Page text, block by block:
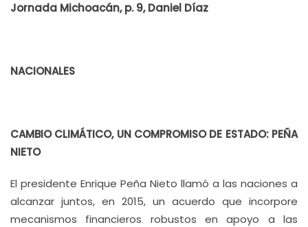
Jornada Michoacán, p. 9, Daniel Díaz
NACIONALES
CAMBIO CLIMÁTICO, UN COMPROMISO DE ESTADO: PEÑA
NIETO
El presidente Enrique Peña Nieto llamó a las naciones a
alcanzar juntos, en 2015, un acuerdo que incorpore
mecanismos financieros robustos en apoyo a las